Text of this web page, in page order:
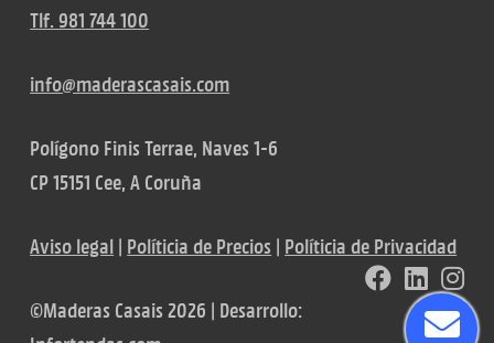
Tlf. 981 744 100
info@maderascasais.com
Polígono Finis Terrae, Naves 1-6
CP 15151 Cee, A Coruña
Aviso legal | Políticia de Precios | Políticia de Privacidad
©Maderas Casais 2026 | Desarrollo: